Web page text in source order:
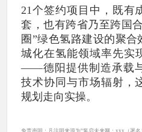
21个签约项目中，既有
套，也有跨省乃至跨国
圈”绿色氢路建设的聚
城化在氢能领域率先实
——德阳提供制造承载
技术协同与市场辐射，
规划走向实操。